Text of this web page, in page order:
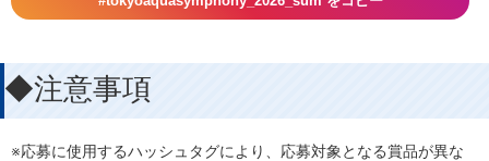
◆注意事項
※応募に使用するハッシュタグにより、応募対象となる賞品が異な